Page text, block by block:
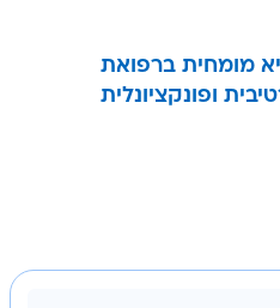
מומחית ברפואת
ופונקציונלית